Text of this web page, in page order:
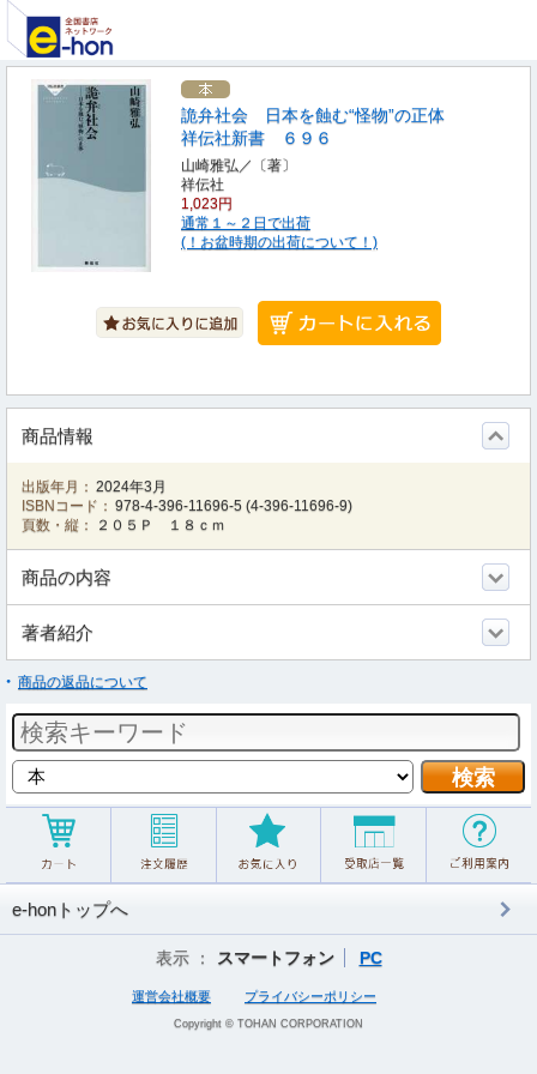
詭弁社会 日本を蝕む“怪物”の正体
祥伝社新書 ６９６
山崎雅弘／〔著〕
祥伝社
1,023円
通常１～２日で出荷
(！お盆時期の出荷について！)
商品情報
出版年月： 2024年3月
ISBNコード： 978-4-396-11696-5 (4-396-11696-9)
頁数・縦：
２０５Ｐ １８ｃｍ
商品の内容
著者紹介
商品の返品について
e-honトップへ
表示 ： スマートフォン PC
運営会社概要 プライバシーポリシー
Copyright © TOHAN CORPORATION